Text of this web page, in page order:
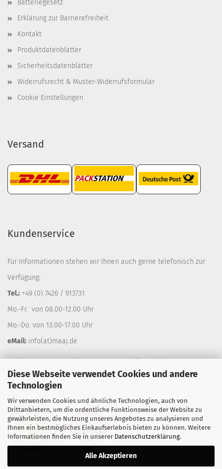
Diese Webseite verwendet Cookies und andere
Technologien
Wir verwenden Cookies und ähnliche Technologien, auch von
Drittanbietern, um die ordentliche Funktionsweise der Website zu
gewährleisten, die Nutzung unseres Angebotes zu analysieren und
Ihnen ein bestmögliches Einkaufserlebnis bieten zu können. Weitere
Informationen finden Sie in unserer Datenschutzerklärung.
Alle Akzeptieren
Batteriegesetz
Erklärung zur Barrierefreiheit
Kontakt
Produktdatenblätter
Sicherheitsdatenblätter
Widerrufsrecht & Muster-Widerrufsformular
Cookie Einstellungen
Versand
Kundenservice
Für Informationen stehen wir Ihnen auch gerne telefonisch zur
Verfügung:
Tel.: +49 (0) 7426 / 913731
Mo.-Fr. von 08.00-12.00 Uhr
Mo.-Do. von 13.00-17.00 Uhr
eMail: info(at)maaj.de
Sie können uns auch über unserKontaktformularkontaktieren.
Gerne rufen wir Sie auf Wunsch zurück, füllen Sie einfach unser
Call-Back-Formular